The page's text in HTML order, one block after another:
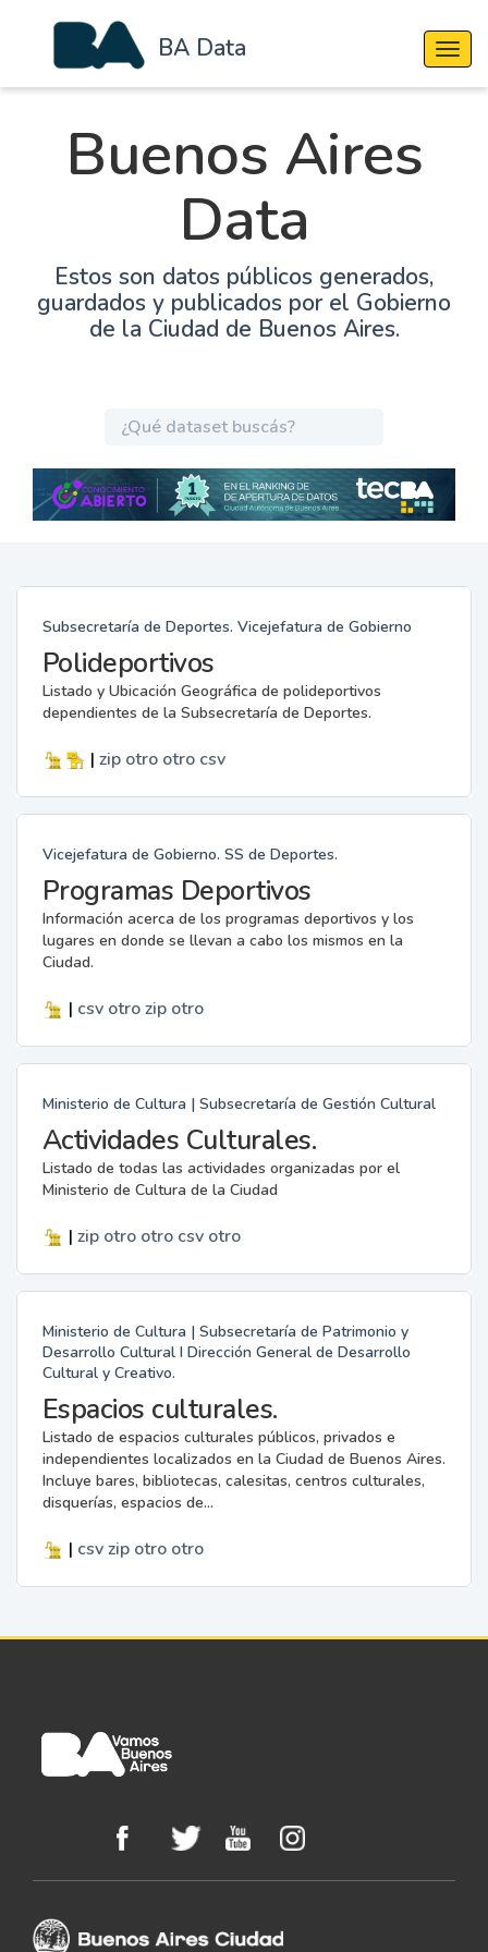
BA Data
Buenos Aires
Data
Estos son datos públicos generados,
guardados y publicados por el Gobierno
de la Ciudad de Buenos Aires.
Subsecretaría de Deportes. Vicejefatura de Gobierno
Polideportivos
Listado y Ubicación Geográfica de polideportivos
dependientes de la Subsecretaría de Deportes.
| zip otro otro csv
Vicejefatura de Gobierno. SS de Deportes.
Programas Deportivos
Información acerca de los programas deportivos y los
lugares en donde se llevan a cabo los mismos en la
Ciudad.
| csv otro zip otro
Ministerio de Cultura | Subsecretaría de Gestión Cultural
Actividades Culturales.
Listado de todas las actividades organizadas por el
Ministerio de Cultura de la Ciudad
| zip otro otro csv otro
Ministerio de Cultura | Subsecretaría de Patrimonio y
Desarrollo Cultural I Dirección General de Desarrollo
Cultural y Creativo.
Espacios culturales.
Listado de espacios culturales públicos, privados e
independientes localizados en la Ciudad de Buenos Aires.
Incluye bares, bibliotecas, calesitas, centros culturales,
disquerías, espacios de...
| csv zip otro otro